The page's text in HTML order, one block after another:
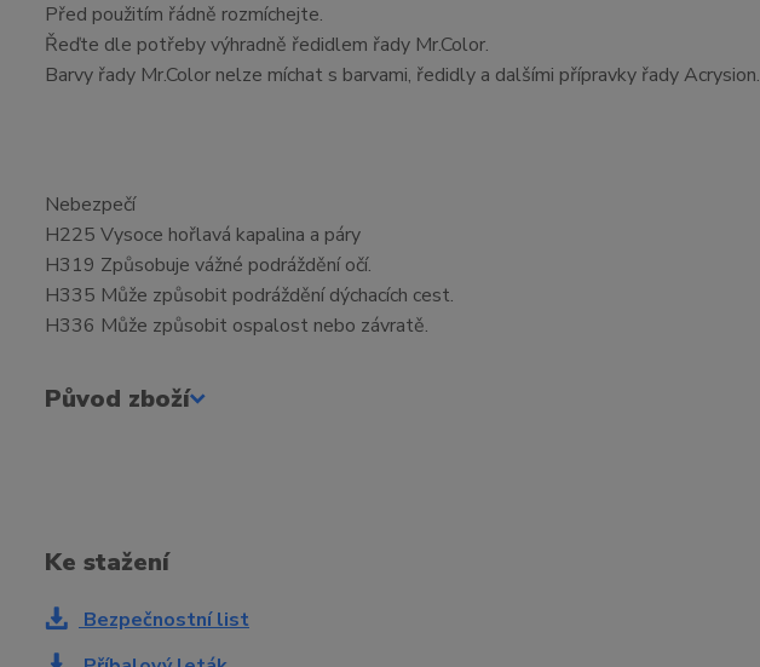
Před použitím řádně rozmíchejte.
Řeďte dle potřeby výhradně ředidlem řady Mr.Color.
Barvy řady Mr.Color nelze míchat s barvami, ředidly a dalšími přípravky řady Acrysion.
Nebezpečí
H225 Vysoce hořlavá kapalina a páry
H319 Způsobuje vážné podráždění očí.
H335 Může způsobit podráždění dýchacích cest.
H336 Může způsobit ospalost nebo závratě.
Původ zboží
Ke stažení
Bezpečnostní list